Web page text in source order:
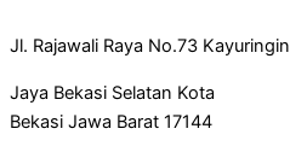
Jl. Rajawali Raya No.73 Kayuringin
Jaya Bekasi Selatan Kota
Bekasi Jawa Barat 17144